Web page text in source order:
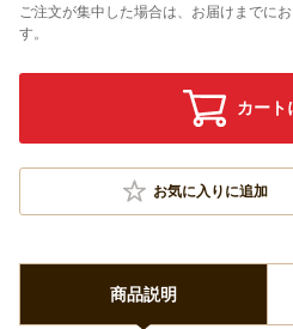
ご注文が集中した場合は、お届けまでに
す。
カート
お気に入りに追加
商品説明